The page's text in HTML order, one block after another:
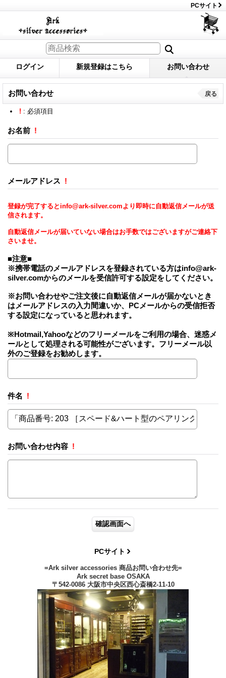
PCサイト
ログイン 新規登録はこちら お問い合わせ
お問い合わせ 戻る
! : 必須項目
お名前 !
メールアドレス !
登録が完了するとinfo@ark-silver.comより即時に自動返信メールが送
信されます。
自動返信メールが届いていない場合はお手数ではございますがご連絡下
さいませ。
■注意■
※携帯電話のメールアドレスを登録されている方はinfo@ark-
silver.comからのメールを受信許可する設定をしてください。
※お問い合わせやご注文後に自動返信メールが届かないとき
はメールアドレスの入力間違いか、PCメールからの受信拒否
する設定になっていると思われます。
※Hotmail,Yahooなどのフリーメールをご利用の場合、迷惑メ
ールとして処理される可能性がございます。フリーメール以
外のご登録をお勧めします。
件名 !
お問い合わせ内容 !
PCサイト
=Ark silver accessories 商品お問い合わせ先=
Ark secret base OSAKA
〒542-0086 大阪市中央区西心斎橋2-11-10